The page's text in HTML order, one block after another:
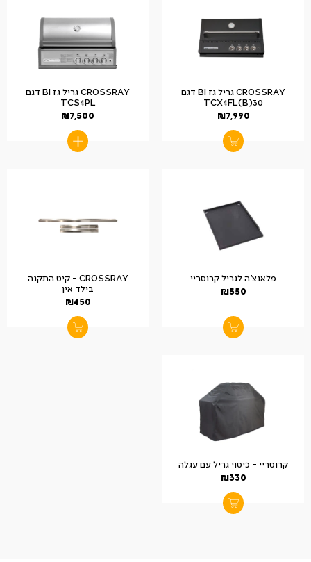
CROSSRAY גריל גז BI דגם
TCX4FL(B)30
₪7,990
CROSSRAY גריל גז BI דגם
TCS4PL
₪7,500
פלאנצ'ה לגריל קרוסריי
₪550
CROSSRAY – קיט התקנה
בילד אין
₪450
קרוסריי – כיסוי גריל עם עגלה
₪330